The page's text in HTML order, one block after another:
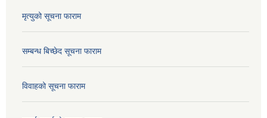
मृत्युको सूचना फाराम
सम्बन्ध बिच्छेद सूचना फाराम
विवाहको सूचना फाराम